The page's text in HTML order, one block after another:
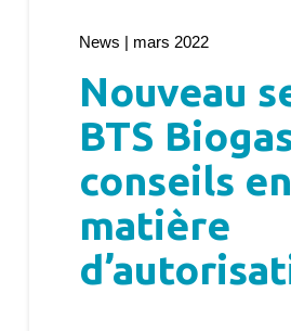
News | mars 2022
Nouveau
BTS
conseils en
matière